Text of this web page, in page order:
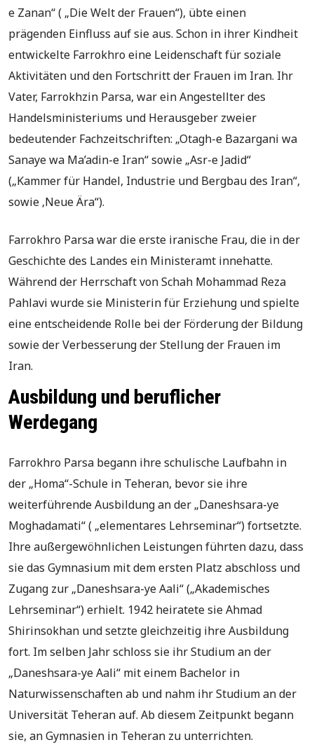
e Zanan“ ( „Die Welt der Frauen“), übte einen
prägenden Einfluss auf sie aus. Schon in ihrer Kindheit
entwickelte Farrokhro eine Leidenschaft für soziale
Aktivitäten und den Fortschritt der Frauen im Iran. Ihr
Vater, Farrokhzin Parsa, war ein Angestellter des
Handelsministeriums und Herausgeber zweier
bedeutender Fachzeitschriften: „Otagh-e Bazargani wa
Sanaye wa Ma’adin-e Iran“ sowie „Asr-e Jadid“
(„Kammer für Handel, Industrie und Bergbau des Iran“,
sowie ‚Neue Ära“).
Farrokhro Parsa war die erste iranische Frau, die in der
Geschichte des Landes ein Ministeramt innehatte.
Während der Herrschaft von Schah Mohammad Reza
Pahlavi wurde sie Ministerin für Erziehung und spielte
eine entscheidende Rolle bei der Förderung der Bildung
sowie der Verbesserung der Stellung der Frauen im
Iran.
Ausbildung und beruflicher
Werdegang
Farrokhro Parsa begann ihre schulische Laufbahn in
der „Homa“-Schule in Teheran, bevor sie ihre
weiterführende Ausbildung an der „Daneshsara-ye
Moghadamati“ ( „elementares Lehrseminar“) fortsetzte.
Ihre außergewöhnlichen Leistungen führten dazu, dass
sie das Gymnasium mit dem ersten Platz abschloss und
Zugang zur „Daneshsara-ye Aali“ („Akademisches
Lehrseminar“) erhielt. 1942 heiratete sie Ahmad
Shirinsokhan und setzte gleichzeitig ihre Ausbildung
fort. Im selben Jahr schloss sie ihr Studium an der
„Daneshsara-ye Aali“ mit einem Bachelor in
Naturwissenschaften ab und nahm ihr Studium an der
Universität Teheran auf. Ab diesem Zeitpunkt begann
sie, an Gymnasien in Teheran zu unterrichten.